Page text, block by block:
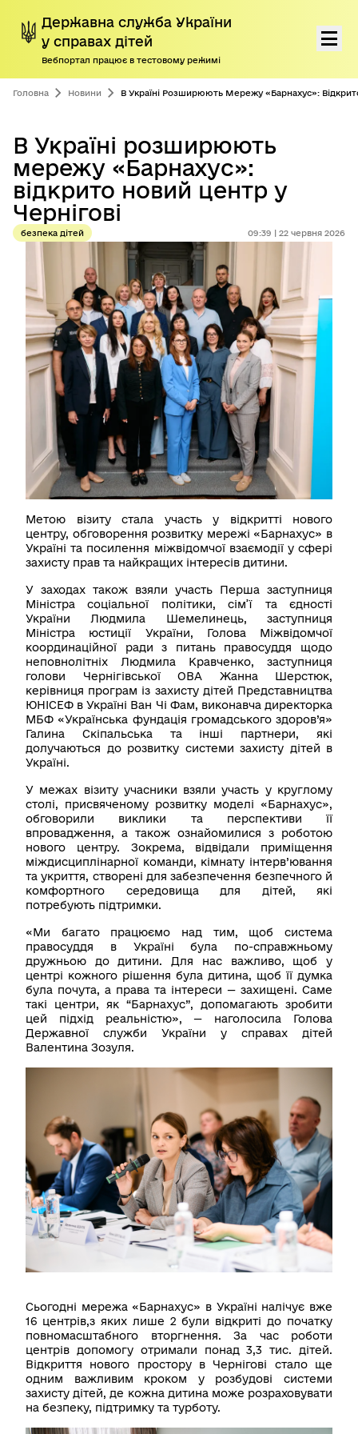
Перейти до основного контенту
Державна служба України
у справах дітей
Вебпортал працює в тестовому режимі
Про нас
Програми підтримки дітей і сімей
Громадянам
Пресцентр
Дорадчі органи
Антикорупційна діяльність
Контакти
Пошук
Українська
Налаштування доступності
Головна Новини В Україні Розширюють Мережу «Барнахус»:
В Україні розширюють
мережу «Барнахус»:
відкрито новий центр у
Чернігові
безпека дітей 09:39 | 22 червня 2026
Метою візиту стала участь у відкритті нового
центру, обговорення розвитку мережі «Барнахус» в
Україні та посилення міжвідомчої взаємодії у сфері
захисту прав та найкращих інтересів дитини.
У заходах також взяли участь Перша заступниця
Міністра соціальної політики, сім’ї та єдності
України Людмила Шемелинець, заступниця
Міністра юстиції України, Голова Міжвідомчої
координаційної ради з питань правосуддя щодо
неповнолітніх Людмила Кравченко, заступниця
голови Чернігівської ОВА Жанна Шерстюк,
керівниця програм із захисту дітей Представництва
ЮНІСЕФ в Україні Ван Чі Фам, виконавча директорка
МБФ «Українська фундація громадського здоров’я»
Галина Скіпальська та інші партнери, які
долучаються до розвитку системи захисту дітей в
Україні.
У межах візиту учасники взяли участь у круглому
столі, присвяченому розвитку моделі «Барнахус»,
обговорили виклики та перспективи її
впровадження, а також ознайомилися з роботою
нового центру. Зокрема, відвідали приміщення
міждисциплінарної команди, кімнату інтерв’ювання
та укриття, створені для забезпечення безпечного й
комфортного середовища для дітей, які
потребують підтримки.
«Ми багато працюємо над тим, щоб система
правосуддя в Україні була по-справжньому
дружньою до дитини. Для нас важливо, щоб у
центрі кожного рішення була дитина, щоб її думка
була почута, а права та інтереси — захищені. Саме
такі центри, як “Барнахус”, допомагають зробити
цей підхід реальністю», — наголосила Голова
Державної служби України у справах дітей
Валентина Зозуля.
Сьогодні мережа «Барнахус» в Україні налічує вже
16 центрів,з яких лише 2 були відкриті до початку
повномасштабного вторгнення. За час роботи
центрів допомогу отримали понад 3,3 тис. дітей.
Відкриття нового простору в Чернігові стало ще
одним важливим кроком у розбудові системи
захисту дітей, де кожна дитина може розраховувати
на безпеку, підтримку та турботу.